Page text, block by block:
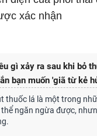
xác nhận
gì xảy ra sau khi bỏ
bạn muốn 'giã từ kẻ
thuốc lá là một trong
ngăn ngừa được,